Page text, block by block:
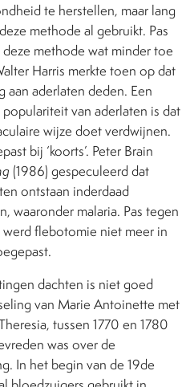
te herstellen, maar lang
methode al gebruikt. Pas
methode wat minder toe
Harris merkte toen op dat
aderlaten deden. Een
van aderlaten is dat
wijze doet verdwijnen.
bij ‘koorts’. Peter Brain
(1986) gespeculeerd dat
ontstaan inderdaad
waaronder malaria. Pas tegen
flebotomie niet meer in
dachten is niet goed
van Marie Antoinette met
tussen 1770 en 1780
was over de
In het begin van de 19de